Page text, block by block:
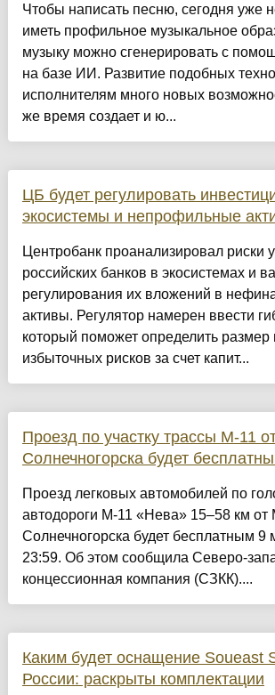
Чтобы написать песню, сегодня уже
иметь профильное музыкальное
музыку можно сгенерировать с
на базе ИИ. Развитие подобных
исполнителям много новых
же время создает и ю...
ЦБ будет регулировать
экосистемы и непрофильные
Центробанк проанализировал риски
российских банков в экосистемах и
регулирования их вложений в
активы. Регулятор намерен ввести
который поможет определить размер
избыточных рисков за счет капит...
Проезд по участку трассы М-11
Солнечногорска будет
Проезд легковых автомобилей по
автодороги М-11 «Нева» 15–58 км
Солнечногорска будет бесплатным 9
23:59. Об этом сообщила Северо-
концессионная компания (СЗКК)....
Каким будет оснащение Soueast
России: раскрыты комплектации